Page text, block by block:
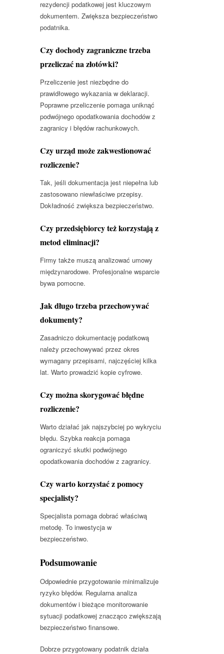
rezydencji podatkowej jest kluczowym
dokumentem. Zwiększa bezpieczeństwo
podatnika.
Czy dochody zagraniczne trzeba
przeliczać na złotówki?
Przeliczenie jest niezbędne do
prawidłowego wykazania w deklaracji.
Poprawne przeliczenie pomaga uniknąć
podwójnego opodatkowania dochodów z
zagranicy i błędów rachunkowych.
Czy urząd może zakwestionować
rozliczenie?
Tak, jeśli dokumentacja jest niepełna lub
zastosowano niewłaściwe przepisy.
Dokładność zwiększa bezpieczeństwo.
Czy przedsiębiorcy też korzystają z
metod eliminacji?
Firmy także muszą analizować umowy
międzynarodowe. Profesjonalne wsparcie
bywa pomocne.
Jak długo trzeba przechowywać
dokumenty?
Zasadniczo dokumentację podatkową
należy przechowywać przez okres
wymagany przepisami, najczęściej kilka
lat. Warto prowadzić kopie cyfrowe.
Czy można skorygować błędne
rozliczenie?
Warto działać jak najszybciej po wykryciu
błędu. Szybka reakcja pomaga
ograniczyć skutki podwójnego
opodatkowania dochodów z zagranicy.
Czy warto korzystać z pomocy
specjalisty?
Specjalista pomaga dobrać właściwą
metodę. To inwestycja w
bezpieczeństwo.
Podsumowanie
Odpowiednie przygotowanie minimalizuje
ryzyko błędów. Regularna analiza
dokumentów i bieżące monitorowanie
sytuacji podatkowej znacząco zwiększają
bezpieczeństwo finansowe.
Dobrze przygotowany podatnik działa